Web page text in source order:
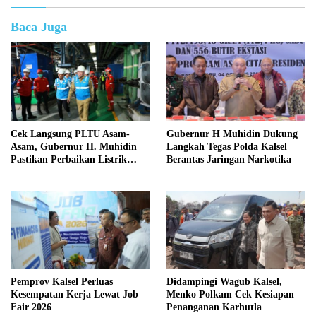
Baca Juga
Cek Langsung PLTU Asam-
Asam, Gubernur H. Muhidin
Pastikan Perbaikan Listrik
Gubernur H Muhidin Dukung
Langkah Tegas Polda Kalsel
Berantas Jaringan Narkotika
Pemprov Kalsel Perluas
Kesempatan Kerja Lewat Job
Fair 2026
Didampingi Wagub Kalsel,
Menko Polkam Cek Kesiapan
Penanganan Karhutla